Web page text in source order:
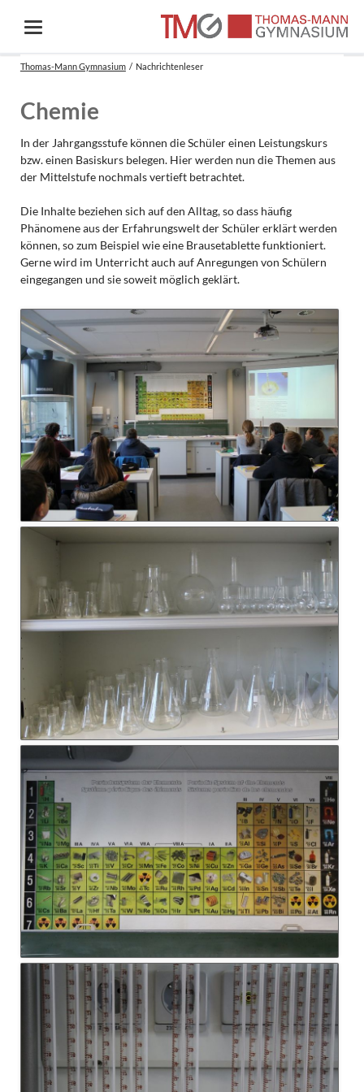
Thomas-Mann Gymnasium Nachrichtenleser
Chemie
In der Jahrgangsstufe können die Schüler einen Leistungskurs
bzw. einen Basiskurs belegen. Hier werden nun die Themen aus
der Mittelstufe nochmals vertieft betrachtet.
Die Inhalte beziehen sich auf den Alltag, so dass häufig
Phänomene aus der Erfahrungswelt der Schüler erklärt werden
können, so zum Beispiel wie eine Brausetablette funktioniert.
Gerne wird im Unterricht auch auf Anregungen von Schülern
eingegangen und sie soweit möglich geklärt.